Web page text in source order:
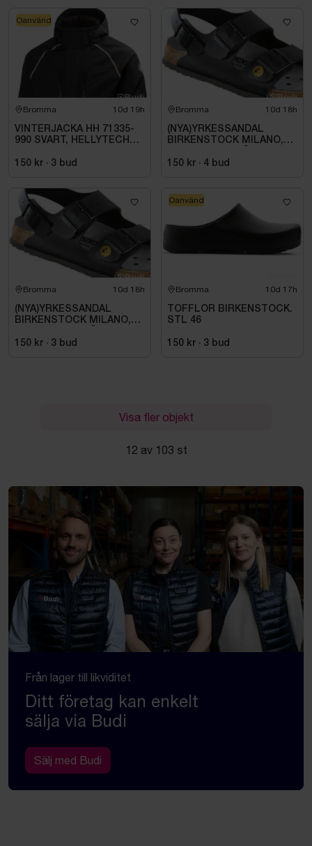
Bromma 10d 19h
VINTERJACKA HH 71335-
990 SVART, HELLYTECH
150 kr · 3 bud
Oanvänd
Bromma 10d 18h
(NYA)YRKESSANDAL
BIRKENSTOCK MILANO,
SVART. STL 42
150 kr · 4 bud
Bromma 10d 18h
(NYA)YRKESSANDAL
BIRKENSTOCK MILANO,
SVART. STL 42
150 kr · 3 bud
Bromma 10d 17h
TOFFLOR BIRKENSTOCK.
STL 46
150 kr · 3 bud
Oanvänd
Visa fler objekt
12 av 103 st
Från lager till likviditet
Ditt företag kan enkelt
sälja via Budi
Sälj med Budi